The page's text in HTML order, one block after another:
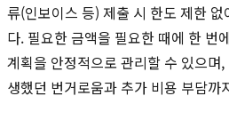
류(인보이스 등) 제출 시 한도 제한 없
다. 필요한 금액을 필요한 때에 한 번
계획을 안정적으로 관리할 수 있으며
생했던 번거로움과 추가 비용 부담까